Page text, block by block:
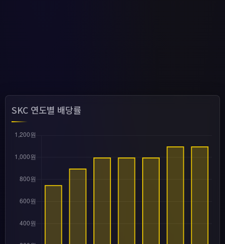
SKC 연도별 배당률